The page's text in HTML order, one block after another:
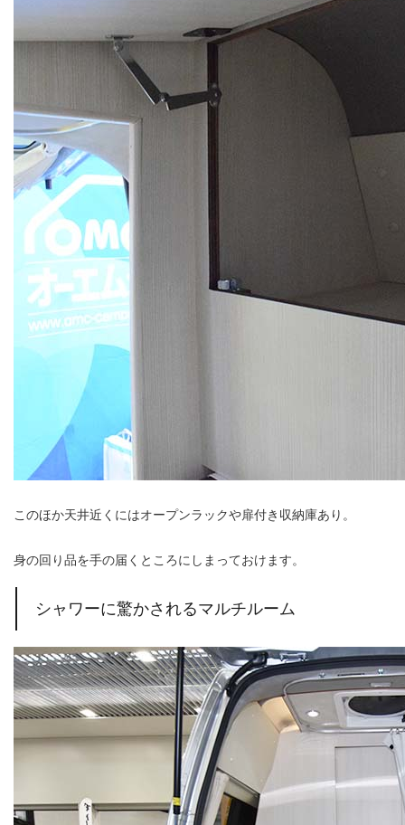
このほか天井近くにはオープンラックや扉付き収納庫あり。
身の回り品を手の届くところにしまっておけます。
シャワーに驚かされるマルチルーム